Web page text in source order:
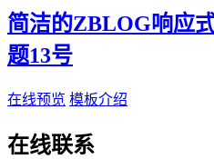
简洁的ZBLOG响应
题13号
在线预览 模板介绍
在线联系